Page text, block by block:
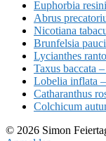
Euphorbia
Abrus
Nicotiana
Brunfelsia
Lycianthes
Taxus baccata
Lobelia inflata
Catharanthus
Colchicum
© 2026 Simon